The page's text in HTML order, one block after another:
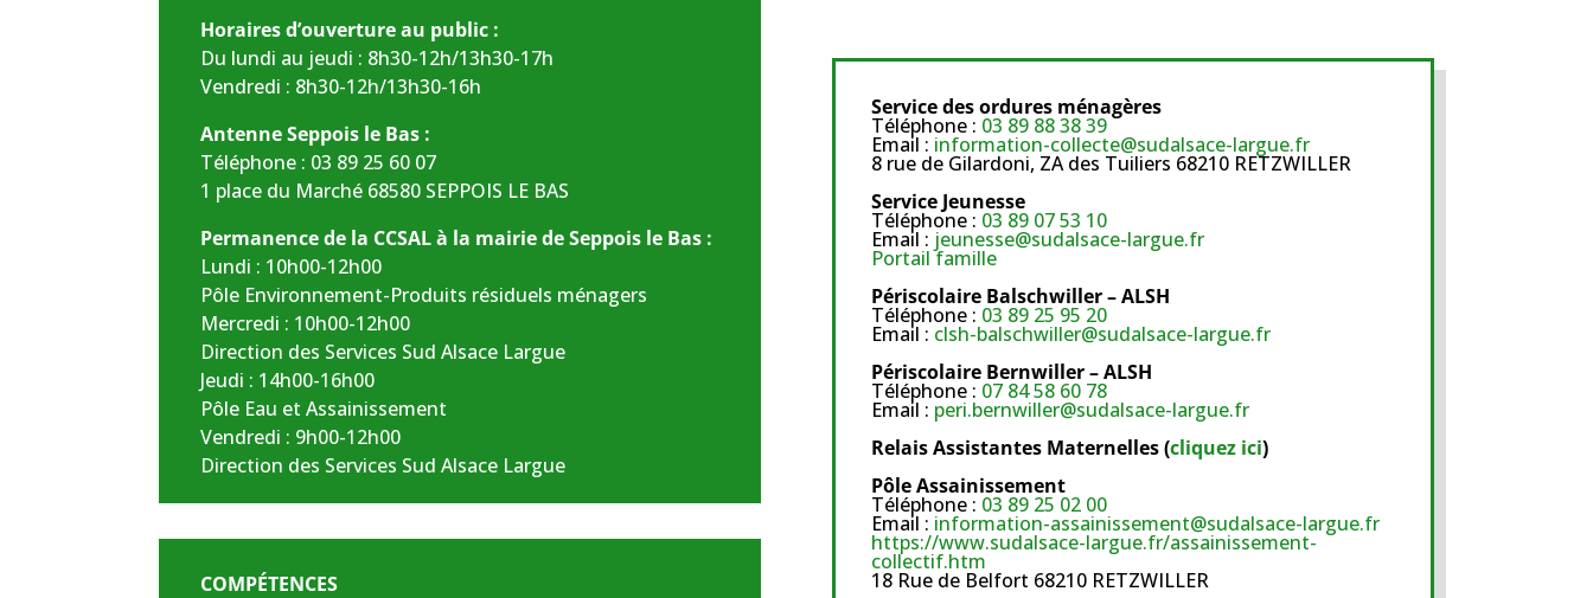
Horaires d’ouverture au public :
Du lundi au jeudi : 8h30-12h/13h30-17h
Vendredi : 8h30-12h/13h30-16h
Antenne Seppois le Bas :
Téléphone : 03 89 25 60 07
1 place du Marché 68580 SEPPOIS LE BAS
Permanence de la CCSAL à la mairie de Seppois le Bas :
Lundi : 10h00-12h00
Pôle Environnement-Produits résiduels ménagers
Mercredi : 10h00-12h00
Direction des Services Sud Alsace Largue
Jeudi : 14h00-16h00
Pôle Eau et Assainissement
Vendredi : 9h00-12h00
Direction des Services Sud Alsace Largue
COMPÉTENCES
Service des ordures ménagères
Téléphone : 03 89 88 38 39
Email : information-collecte@sudalsace-largue.fr
8 rue de Gilardoni, ZA des Tuiliers 68210 RETZWILLER
Service Jeunesse
Téléphone : 03 89 07 53 10
Email : jeunesse@sudalsace-largue.fr
Portail famille
Périscolaire Balschwiller – ALSH
Téléphone : 03 89 25 95 20
Email : clsh-balschwiller@sudalsace-largue.fr
Périscolaire Bernwiller – ALSH
Téléphone : 07 84 58 60 78
Email : peri.bernwiller@sudalsace-largue.fr
Relais Assistantes Maternelles (cliquez ici)
Pôle Assainissement
Téléphone : 03 89 25 02 00
Email : information-assainissement@sudalsace-largue.fr
https://www.sudalsace-largue.fr/assainissement-
collectif.htm
18 Rue de Belfort 68210 RETZWILLER